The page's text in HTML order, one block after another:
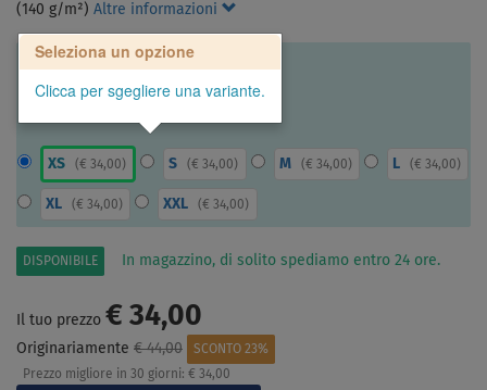
(140 g/m²) Altre informazioni
Seleziona un opzione
Clicca per sgegliere una variante.
XS ( € 34,00) S (€ 34,00) M ( € 34,00) L ( € 34,00)
XL ( € 34,00) XXL (€ 34,00)
DISPONIBILE In magazzino, di solito spediamo entro 24 ore.
Il tuo prezzo € 34,00
Originariamente € 44,00
SCONTO 23%
Prezzo migliore in 30 giorni: € 34,00